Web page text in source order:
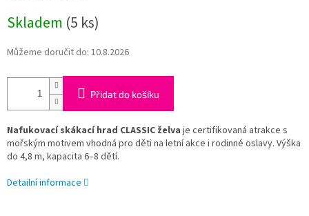
cena:
Skladem (5 ks)
Můžeme doručit do: 10.8.2026
Přidat do košíku
Nafukovací skákací hrad CLASSIC želva je certifikovaná atrakce s
mořským motivem vhodná pro děti na letní akce i rodinné oslavy. Výška
do 4,8 m, kapacita 6–8 dětí.
Detailní informace